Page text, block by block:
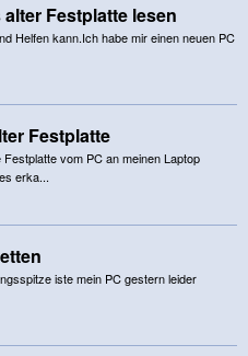
Festplatte lesen
Helfen kann.Ich habe mir einen neuen PC
Festplatte
vom PC an meinen Laptop
erka...
iste mein PC gestern leider